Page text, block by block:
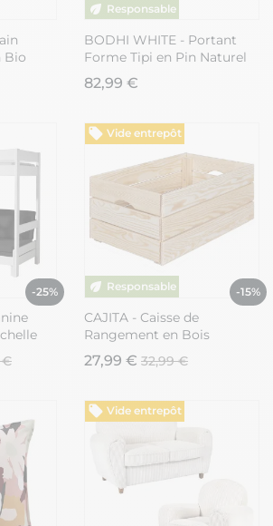
Bio
BODHI WHITE - Portant
Forme Tipi en Pin Naturel
et Blanc
82,99 €
-25%
€
Vide entrepôt
-15%
CAJITA - Caisse de
Rangement en Bois
Naturel Non traité 65cm
27,99 € 32,99 €
Vide entrepôt